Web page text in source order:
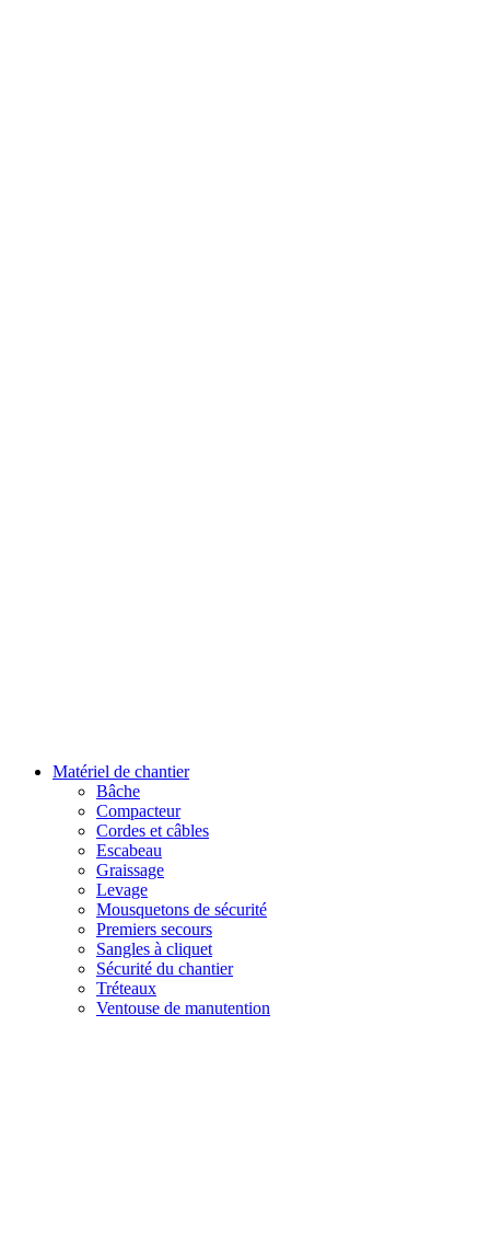
Matériel de chantier
Bâche
Compacteur
Cordes et câbles
Escabeau
Graissage
Levage
Mousquetons de sécurité
Premiers secours
Sangles à cliquet
Sécurité du chantier
Tréteaux
Ventouse de manutention